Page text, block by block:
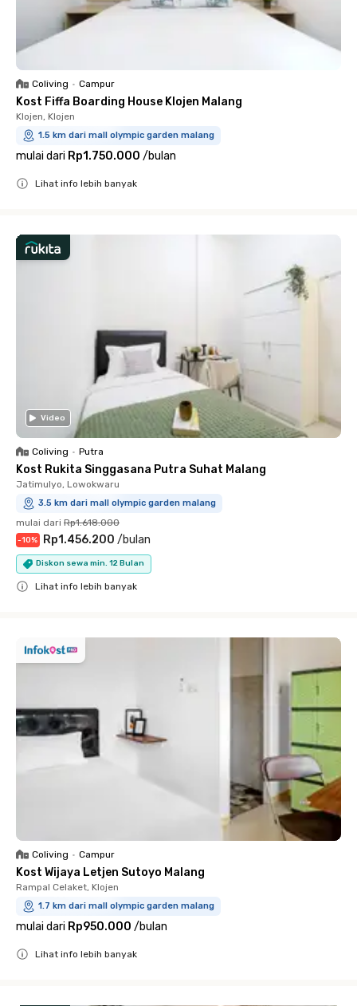
Coliving • Campur
Kost Fiffa Boarding House Klojen Malang
Klojen, Klojen
1.5 km dari mall olympic garden malang
mulai dari Rp1.750.000 /bulan
Lihat info lebih banyak
Video
Coliving • Putra
Kost Rukita Singgasana Putra Suhat Malang
Jatimulyo, Lowokwaru
3.5 km dari mall olympic garden malang
mulai dari Rp1.618.000
-10% Rp1.456.200 /bulan
Diskon sewa min. 12 Bulan
Lihat info lebih banyak
Coliving • Campur
Kost Wijaya Letjen Sutoyo Malang
Rampal Celaket, Klojen
1.7 km dari mall olympic garden malang
mulai dari Rp950.000 /bulan
Lihat info lebih banyak